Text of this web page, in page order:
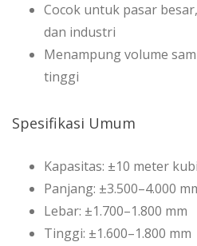
Cocok untuk pasar
dan industri
Menampung volume
tinggi
Spesifikasi Umum
Kapasitas: ±10 meter
Panjang: ±3.500–4.000
Lebar: ±1.700–1.800 mm
Tinggi: ±1.600–1.800 mm